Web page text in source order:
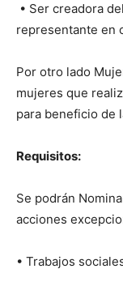
• Ser creadora
representante en
Por otro lado
mujeres que
para beneficio de
Requisitos:
Se podrán
acciones
• Trabajos